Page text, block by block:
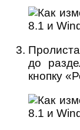
до
кнопку